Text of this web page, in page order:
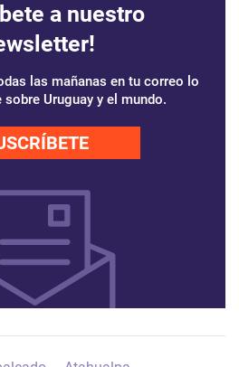
a nuestro
las mañanas en tu correo lo
Uruguay y el mundo.